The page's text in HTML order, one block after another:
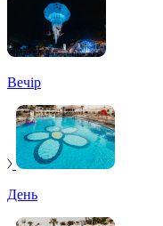
Вечір
День